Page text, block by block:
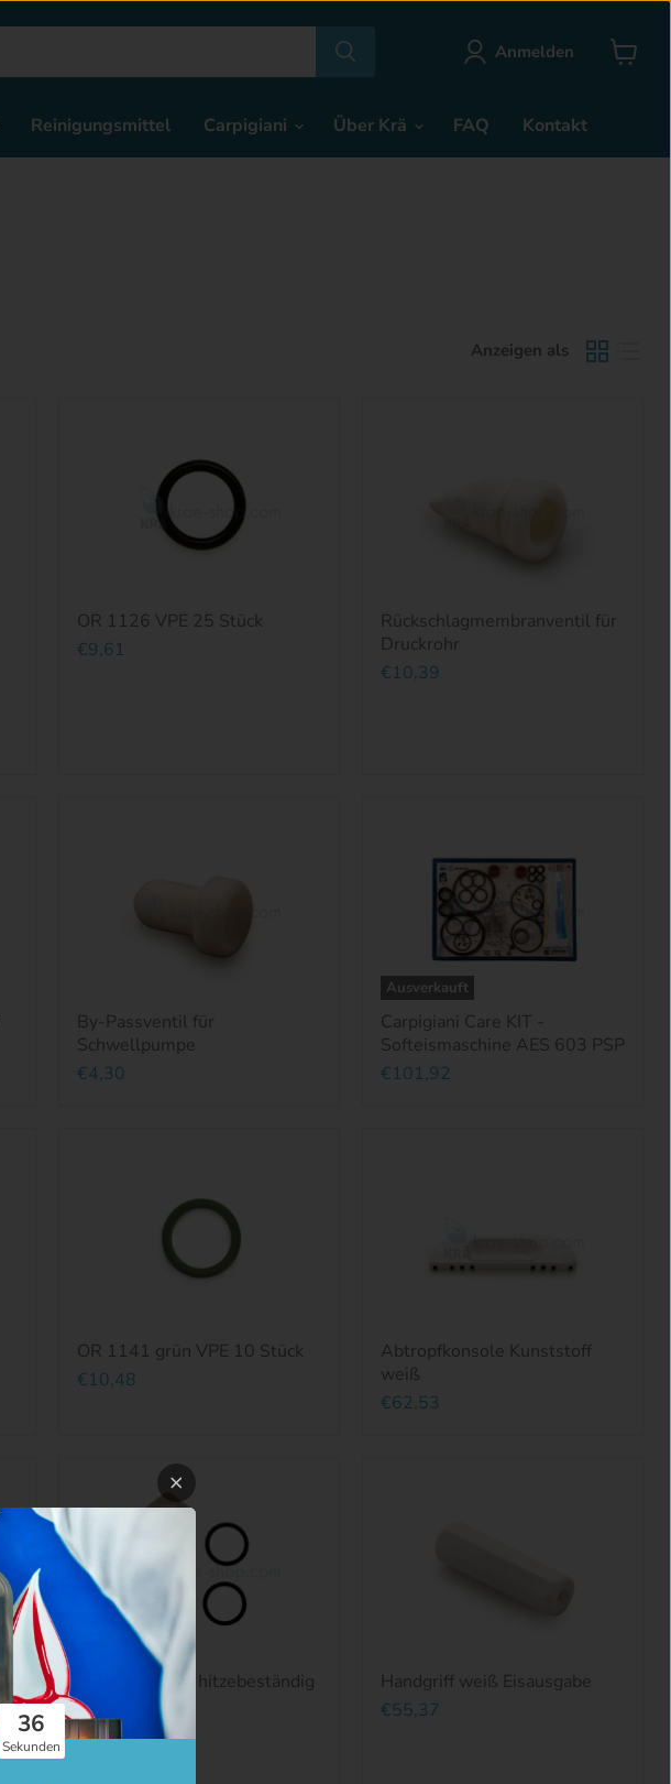
Anmelden
Reinigungsmittel Carpigiani Über Krä FAQ Kontakt
Anzeigen als
OR 1126 VPE 25 Stück
€9,61
Rückschlagmembranventil für
Druckrohr
€10,39
By-Passventil für
Schwellpumpe
€4,30
Ausverkauft
Carpigiani Care KIT -
Softeismaschine AES 603 PSP
€101,92
OR 1141 grün VPE 10 Stück
€10,48
Abtropfkonsole Kunststoff
weiß
€62,53
Kolben aussen hitzebeständig
€187,00
Handgriff weiß Eisausgabe
€55,37
35
Sekunden